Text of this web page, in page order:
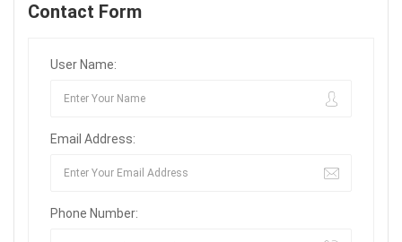
Contact Form
User Name:
Email Address:
Phone Number: